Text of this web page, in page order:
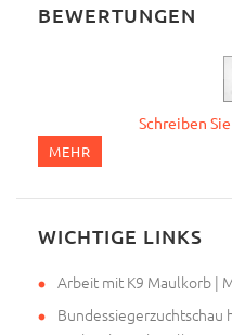
BEWERTUNGEN
Schreiben
MEHR
WICHTIGE LINKS
Arbeit mit K9 Maulkorb |
Bundessiegerzuchtschau